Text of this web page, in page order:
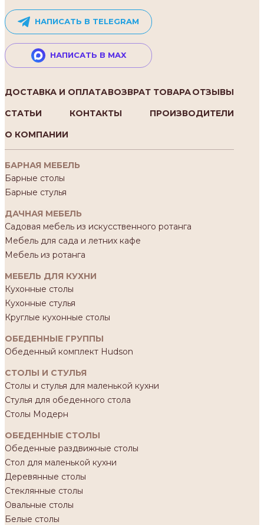
НАПИСАТЬ В TELEGRAM
НАПИСАТЬ В MAX
ДОСТАВКА И ОПЛАТАВОЗВРАТ ТОВАРАОТЗЫВЫ
СТАТЬИ
КОНТАКТЫ
ПРОИЗВОДИТЕЛИ
О КОМПАНИИ
БАРНАЯ МЕБЕЛЬ
Барные столы
Барные стулья
ДАЧНАЯ МЕБЕЛЬ
Садовая мебель из искусственного ротанга
Мебель для сада и летних кафе
Мебель из ротанга
МЕБЕЛЬ ДЛЯ КУХНИ
Кухонные столы
Кухонные стулья
Круглые кухонные столы
ОБЕДЕННЫЕ ГРУППЫ
Обеденный комплект Hudson
СТОЛЫ И СТУЛЬЯ
Столы и стулья для маленькой кухни
Стулья для обеденного стола
Столы Модерн
ОБЕДЕННЫЕ СТОЛЫ
Обеденные раздвижные столы
Стол для маленькой кухни
Деревянные столы
Стеклянные столы
Овальные столы
Белые столы